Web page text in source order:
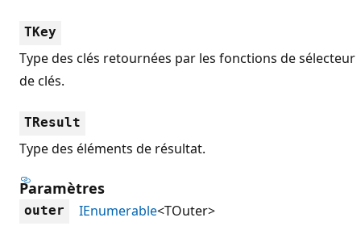
TKey
Type des clés retournées par les fonctions de sélecteur
de clés.
TResult
Type des éléments de résultat.
Paramètres
outer IEnumerable<TOuter>